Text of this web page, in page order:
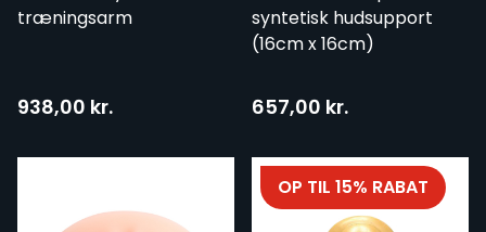
træningsarm
938,00 kr.
syntetisk hudsupport
(16cm x 16cm)
657,00 kr.
OP TIL 15% RABAT